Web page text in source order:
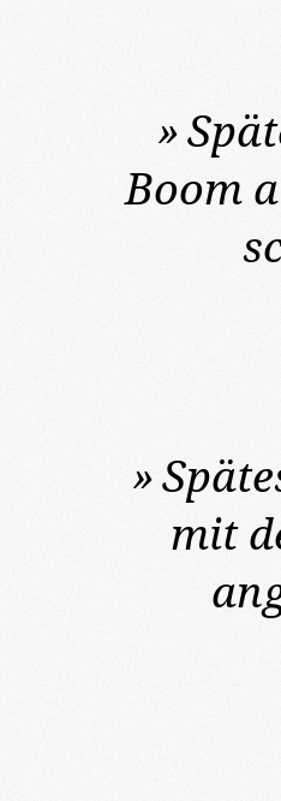
»
Boom
»
mit